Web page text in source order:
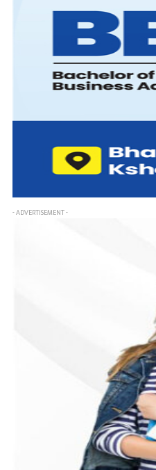
- ADVERTISEMENT -